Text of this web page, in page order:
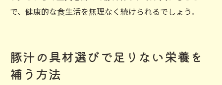
で、健康的な食生活を無理なく続けられるでしょう。
豚汁の具材選びで足りない栄養を
補う方法